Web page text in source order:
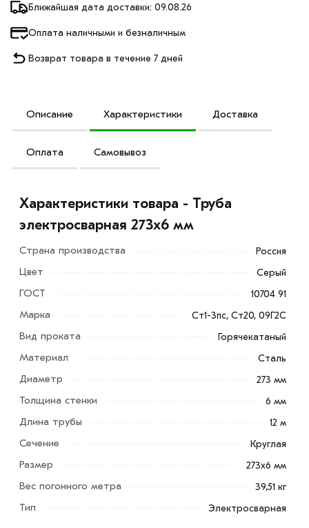
Ближайшая дата доставки: 09.08.26
Оплата наличными и безналичным
Возврат товара в течение 7 дней
Описание Характеристики Доставка
Оплата Самовывоз
Труба электросварная 273х6 мм - это длинномерное
полое цилиндрическое тела с одним или двумя
цинка. В зависимости от применения они бывают
общего назначения, водогазопроводные,
нефтегазопроводные.
Основными способами соединения кромок заготовки
являются высокочастотная, печная, дуговая под слоем
флюса, электродуговая в среде инертных газов,
Характеристики товара - Труба
электросварная 273х6 мм
Страна производства Россия
Цвет Серый
ГОСТ 10704 91
Марка Ст1-3пс, Ст20, 09Г2С
Вид проката Горячекатаный
Материал Сталь
Диаметр 273 мм
Толщина стенки 6 мм
Длина трубы 12 м
Сечение Круглая
Размер 273х6 мм
Вес погонного метра 39,51 кг
Тип Электросварная